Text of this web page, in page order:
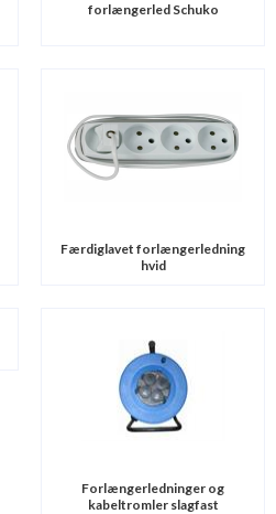
forlængerled Schuko
Færdiglavet forlængerledning
hvid
Forlængerledninger og
kabeltromler slagfast